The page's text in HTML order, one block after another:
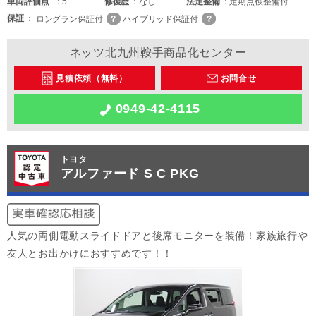
保証
ロングラン保証付 ハイブリッド保証付
ネッツ北九州鞍手商品化センター
見積依頼（無料） お問合せ
0949-42-4115
トヨタ
アルファード S C PKG
人気の両側電動スライドドアと後席モニターを装備！家族旅行や
友人とお出かけにおすすめです！！